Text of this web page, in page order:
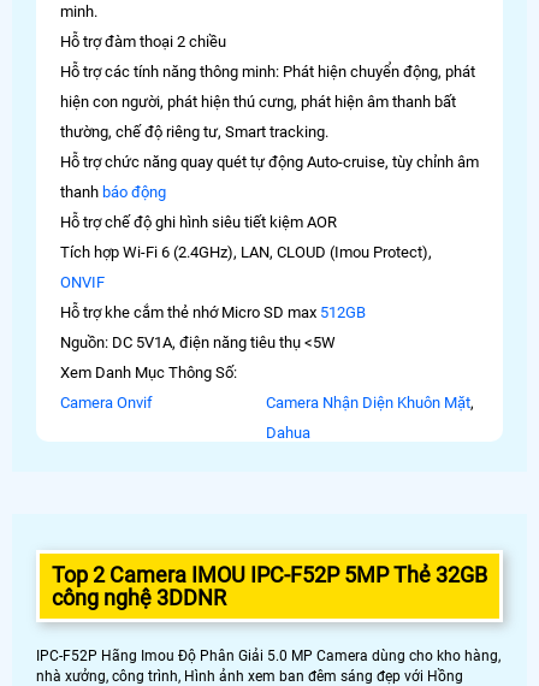
minh.
Hỗ trợ đàm thoại 2 chiều
Hỗ trợ các tính năng thông minh: Phát hiện chuyển động, phát
hiện con người, phát hiện thú cưng, phát hiện âm thanh bất
thường, chế độ riêng tư, Smart tracking.
Hỗ trợ chức năng quay quét tự động Auto-cruise, tùy chỉnh âm
thanh báo động
Hỗ trợ chế độ ghi hình siêu tiết kiệm AOR
Tích hợp Wi-Fi 6 (2.4GHz), LAN, CLOUD (Imou Protect),
ONVIF
Hỗ trợ khe cắm thẻ nhớ Micro SD max 512GB
Nguồn: DC 5V1A, điện năng tiêu thụ <5W
Xem Danh Mục Thông Số:
Camera Onvif
,
Camera Nhận Diện Khuôn Mặt
Dahua
Top 2 Camera IMOU IPC-F52P 5MP Thẻ 32GB
công nghệ 3DDNR
IPC-F52P Hãng Imou Độ Phân Giải 5.0 MP Camera dùng cho kho hàng,
nhà xưởng, công trình, Hình ảnh xem ban đêm sáng đẹp với Hồng